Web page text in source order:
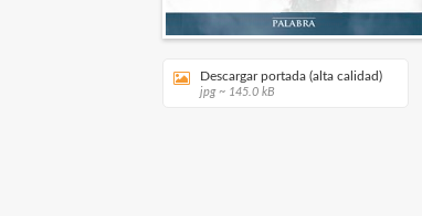
Descargar portada (alta calidad)
jpg ~ 145.0 kB